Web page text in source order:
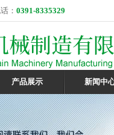
： 0391-8335329
产品展示 新闻中